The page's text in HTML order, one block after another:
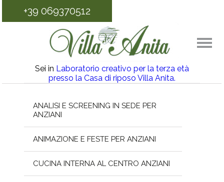
+39 069370512
Sei in Laboratorio creativo per la terza età
presso la Casa di riposo Villa Anita.
ANALISI E SCREENING IN SEDE PER
ANZIANI
ANIMAZIONE E FESTE PER ANZIANI
CUCINA INTERNA AL CENTRO ANZIANI